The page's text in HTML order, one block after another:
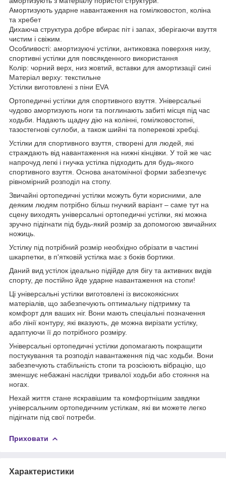
Амортизують ударне навантаження на гомілковостоп, коліна
та хребет
Дихаюча структура добре вбирає піт і запах, зберігаючи взуття
чистим і свіжим.
Особливості: амортизуючі устілки, антиковзка поверхня низу,
спортивні устілки для повсякденного використання
Колір: чорний верх, низ жовтий, вставки для амортизації сині
Матеріал верху: текстильне
Устілки виготовлені з піни EVA
Ортопедичні устілки для спортивного взуття. Універсальні
чудово амортизують ноги та поглинають забиті місця під час
ходьби. Надають щадну дію на колінні, гомілковостопні,
тазостегнові суглоби, а також шийні та поперекові хребці.
Устілки для спортивного взуття, створені для людей, які
страждають від навантаження на нижні кінцівки. У той же час
напрочуд легкі і гнучка устілка підходить для будь-якого
спортивного взуття. Основа анатомічної форми забезпечує
рівномірний розподіл на стопу.
Звичайні ортопедичні устілки можуть бути корисними, але
деяким людям потрібно більш гнучкий варіант – саме тут на
сцену виходять універсальні ортопедичні устілки, які можна
зручно підігнати під будь-який розмір за допомогою звичайних
ножиць.
Устілку під потрібний розмір необхідно обрізати в частині
шкарпетки, в п'ятковій устілка має з боків бортики.
Даний вид устілок ідеально підійде для бігу та активних видів
спорту, де постійно йде ударне навантаження на стопи!
Ці універсальні устілки виготовлені із високоякісних
матеріалів, що забезпечують оптимальну підтримку та
комфорт для ваших ніг. Вони мають спеціальні позначення
або лінії контуру, які вказують, де можна вирізати устілку,
адаптуючи її до потрібного розміру.
Універсальні ортопедичні устілки допомагають покращити
постукування та розподіл навантаження під час ходьби. Вони
забезпечують стабільність стопи та розсіюють вібрацію, що
зменшує небажані наслідки тривалої ходьби або стояння на
ногах.
Нехай життя стане яскравішим та комфортнішим завдяки
універсальним ортопедичним устілкам, які ви можете легко
підігнати під свої потреби.
Приховати
Характеристики